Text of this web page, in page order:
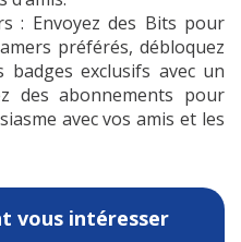
Bas, Pologne,
République tchèque,
Slovaquie et Slovénie
: Envoyez des Bits pour
préférés, débloquez
badges exclusifs avec un
des abonnements pour
avec vos amis et les
vous intéresser